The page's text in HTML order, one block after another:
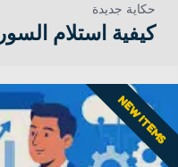
حكاية جديدة
كيفية استلام
NEW ITEMS